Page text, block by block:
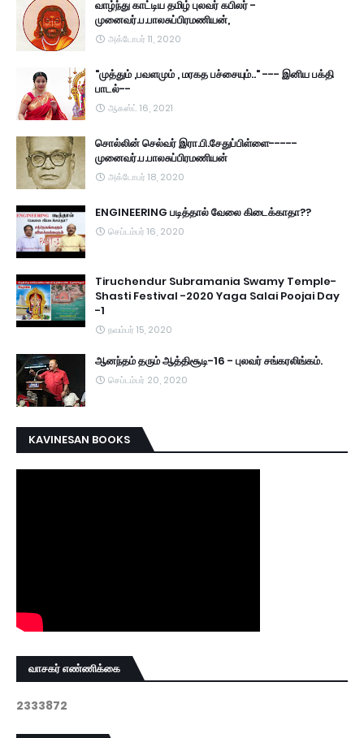
வாழ்ந்து காட்டிய தமிழ் புலவர் கபிலர் -
முனைவர்.ப.பாலசுப்பிரமணியன்,
அக்டோபர் 11, 2020
"முத்தும் ,பவளமும் , மரகத பச்சையும்.." --- இனிய பக்தி
பாடல்--
ஆகஸ்ட் 16, 2021
சொல்லின் செல்வர் இரா.பி.சேதுப்பிள்ளை-----
முனைவர்.ப.பாலசுப்பிரமணியன்
அக்டோபர் 18, 2020
ENGINEERING படித்தால் வேலை கிடைக்காதா??
செப்டம்பர் 16, 2020
Tiruchendur Subramania Swamy Temple-
Shasti Festival -2020 Yaga Salai Poojai Day
-1
நவம்பர் 15, 2020
ஆனந்தம் தரும் ஆத்திசூடி-16 - புலவர் சங்கரலிங்கம்.
செப்டம்பர் 20, 2020
KAVINESAN BOOKS
வாசகர் எண்ணிக்கை
2333872